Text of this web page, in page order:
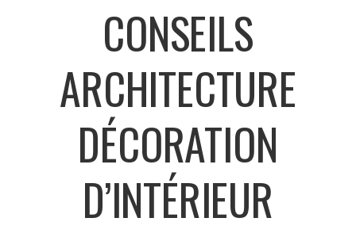
CONSEILS
ARCHITECTURE
DÉCORATION
D’INTÉRIEUR